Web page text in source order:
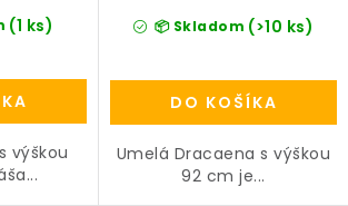
(1 ks)
výškou
📦 Skladom (>10 ks)
DO KOŠÍKA
Umelá Dracaena s výškou
92 cm je...